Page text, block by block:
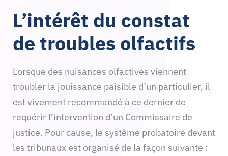
L’intérêt du constat
de troubles olfactifs
Lorsque des nuisances olfactives viennent
troubler la jouissance paisible d’un particulier, il
est vivement recommandé à ce dernier de
requérir l’intervention d’un Commissaire de
justice. Pour cause, le système probatoire devant
les tribunaux est organisé de la façon suivante :